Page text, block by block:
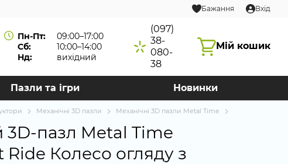
Бажання Вхід
Пн-Пт:
09:00–17:00
Сб:
10:00–14:00
Нд:
вихідний
(097)
38-
080-
38
Мій кошик
Пазли та ігри Новинки
Механічні 3D пазли Механічні 3D пазли Metal Time
3D-пазл Metal Time
Колесо огляду з